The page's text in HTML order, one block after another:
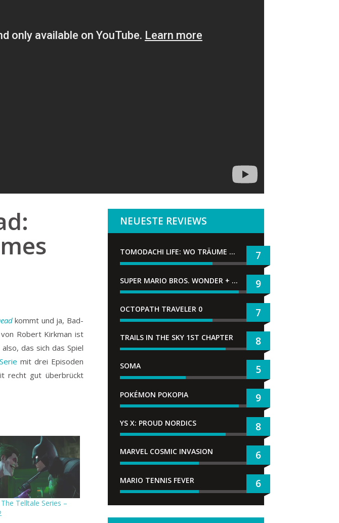
kommt und ja, Bad-
Robert Kirkman ist
das sich das Spiel
mit drei Episoden
recht gut überbrückt
Telltale Series –
NEUESTE REVIEWS
TOMODACHI LIFE: WO TRÄUME WAHR WERDEN 7
SUPER MARIO BROS. WONDER + GEMEINSAM IM BELLABEL-PARK 9
OCTOPATH TRAVELER 0 7
TRAILS IN THE SKY 1ST CHAPTER 8
SOMA 5
POKÉMON POKOPIA 9
YS X: PROUD NORDICS 8
MARVEL COSMIC INVASION 6
MARIO TENNIS FEVER 6